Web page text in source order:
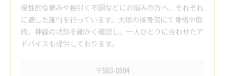
慢性的な痛みや長引く不調などにお悩みの方へ、それぞれ
に適した施術を行っています。大垣の接骨院にて骨格や筋
肉、神経の状態を細かく確認し、一人ひとりに合わせたア
ドバイスも提供しております。
〒503-0994